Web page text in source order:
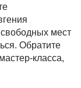
мест
Обратите
класса,